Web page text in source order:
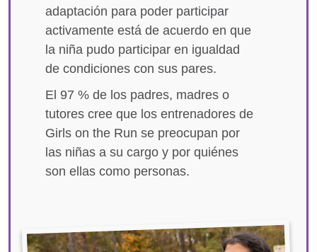
adaptación para poder participar
activamente está de acuerdo en que
la niña pudo participar en igualdad
de condiciones con sus pares.
El 97 % de los padres, madres o
tutores cree que los entrenadores de
Girls on the Run se preocupan por
las niñas a su cargo y por quiénes
son ellas como personas.